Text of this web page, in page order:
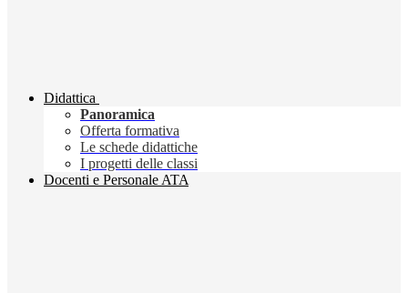
Didattica
Panoramica
Offerta formativa
Le schede didattiche
I progetti delle classi
Docenti e Personale ATA